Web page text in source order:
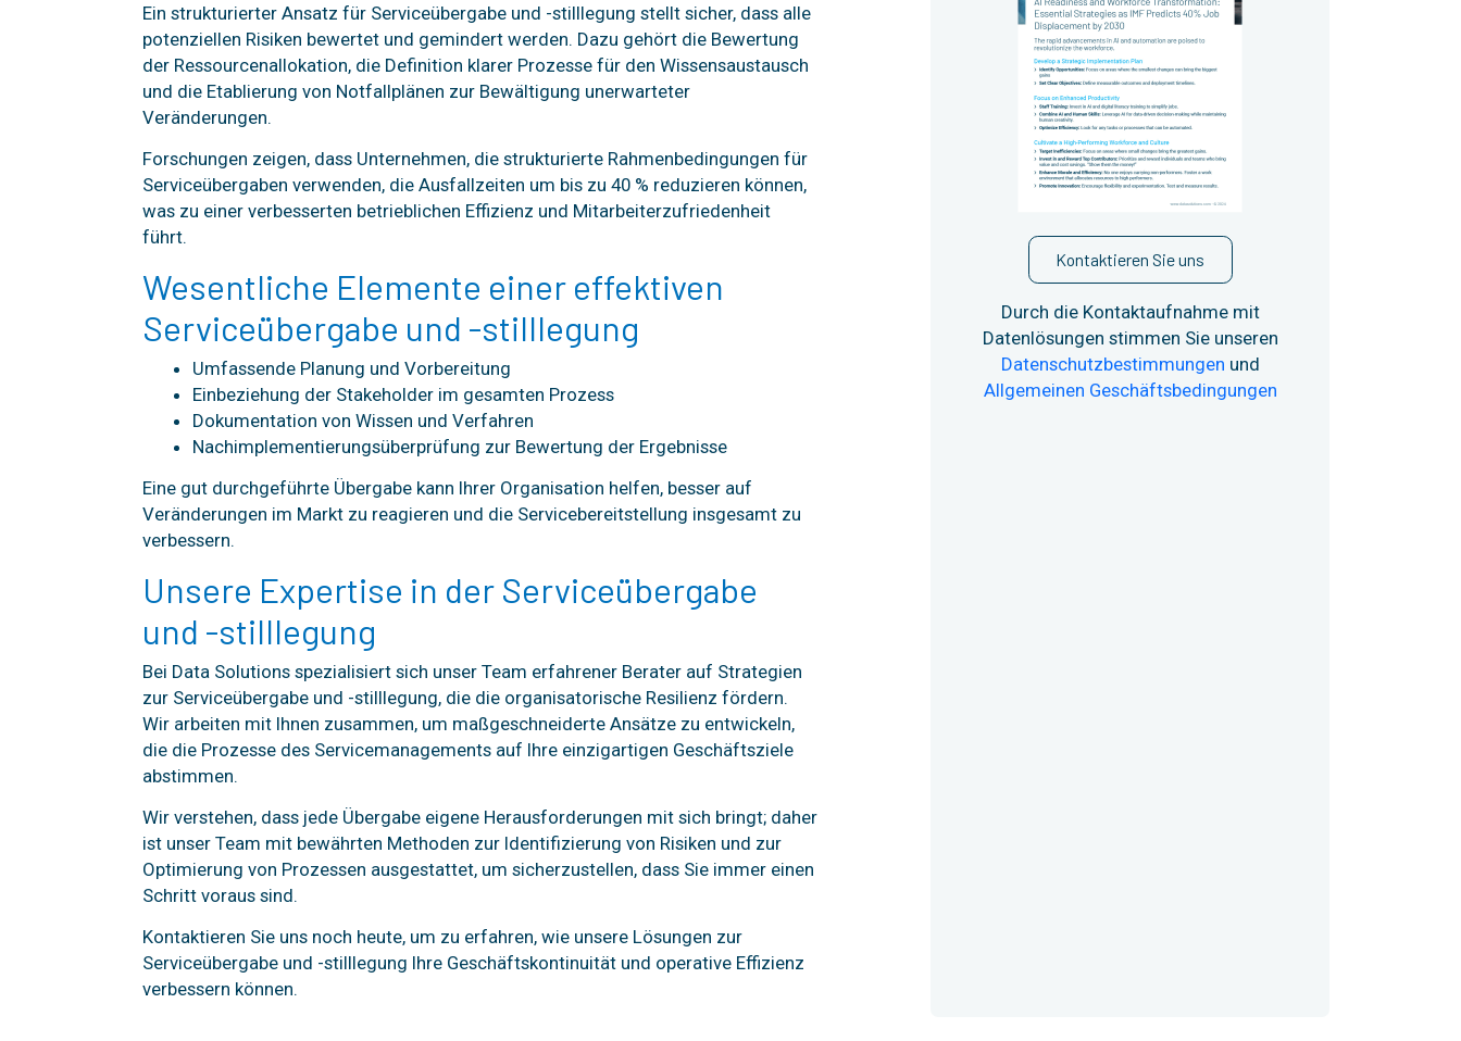
Ein strukturierter Ansatz für Serviceübergabe und -stilllegung stellt sicher, dass alle
potenziellen Risiken bewertet und gemindert werden. Dazu gehört die Bewertung
der Ressourcenallokation, die Definition klarer Prozesse für den Wissensaustausch
und die Etablierung von Notfallplänen zur Bewältigung unerwarteter
Veränderungen.
Forschungen zeigen, dass Unternehmen, die strukturierte Rahmenbedingungen für
Serviceübergaben verwenden, die Ausfallzeiten um bis zu 40 % reduzieren können,
was zu einer verbesserten betrieblichen Effizienz und Mitarbeiterzufriedenheit
führt.
Wesentliche Elemente einer effektiven
Serviceübergabe und -stilllegung
Umfassende Planung und Vorbereitung
Einbeziehung der Stakeholder im gesamten Prozess
Dokumentation von Wissen und Verfahren
Nachimplementierungsüberprüfung zur Bewertung der Ergebnisse
Eine gut durchgeführte Übergabe kann Ihrer Organisation helfen, besser auf
Veränderungen im Markt zu reagieren und die Servicebereitstellung insgesamt zu
verbessern.
Unsere Expertise in der Serviceübergabe
und -stilllegung
Bei Data Solutions spezialisiert sich unser Team erfahrener Berater auf Strategien
zur Serviceübergabe und -stilllegung, die die organisatorische Resilienz fördern.
Wir arbeiten mit Ihnen zusammen, um maßgeschneiderte Ansätze zu entwickeln,
die die Prozesse des Servicemanagements auf Ihre einzigartigen Geschäftsziele
abstimmen.
Wir verstehen, dass jede Übergabe eigene Herausforderungen mit sich bringt; daher
ist unser Team mit bewährten Methoden zur Identifizierung von Risiken und zur
Optimierung von Prozessen ausgestattet, um sicherzustellen, dass Sie immer einen
Schritt voraus sind.
Kontaktieren Sie uns noch heute, um zu erfahren, wie unsere Lösungen zur
Serviceübergabe und -stilllegung Ihre Geschäftskontinuität und operative Effizienz
verbessern können.
Kontaktieren Sie uns
Durch die Kontaktaufnahme mit
Datenlösungen stimmen Sie unseren
Datenschutzbestimmungen und
Allgemeinen Geschäftsbedingungen